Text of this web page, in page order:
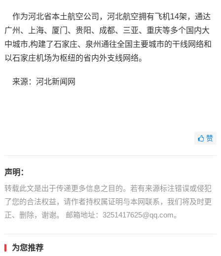
作为河北省本土航空公司，河北航空拥有飞机14架，通达
广州、上海、厦门、贵阳、成都、三亚、重庆等多个国内大
中城市,构建了石家庄、泉州通往全国主要城市的干线网络和
以石家庄机场为枢纽的省内外支线网络。
来源：河北新闻网
赞
声明：
转载此文是出于传递更多信息之目的。若有来源标注错误或侵犯
了您的合法权益，请作者持权属证明与本网联系，我们将及时更
正、删除，谢谢。 邮箱地址：3251417625@qq.com。
为您推荐